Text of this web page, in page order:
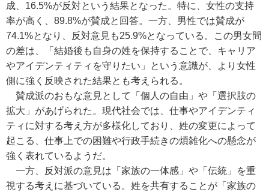
成、16.5%が反対という結果となった。特に、女性の支持
率が高く、89.8%が賛成と回答。一方、男性では賛成が
74.1%となり、反対意見も25.9%となっている。この男女間
の差は、「結婚後も自身の姓を保持することで、キャリア
やアイデンティティを守りたい」という意識が、より女性
側に強く反映された結果とも考えられる。
賛成派のおもな意見として「個人の自由」や「選択肢の
拡大」があげられた。現代社会では、仕事やアイデンティ
ティに対する考え方が多様化しており、姓の変更によって
起こる、仕事上での困難や行政手続きの煩雑化への懸念が
強く表れているようだ。
一方、反対派の意見は「家族の一体感」や「伝統」を重
視する考えに基づいている。姓を共有することが「家族の